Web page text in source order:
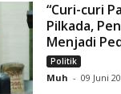
“Curi-curi
Pilkada,
Menjadi
Politik
Muh - 09 Juni